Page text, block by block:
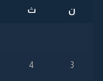
ن ث
3
4